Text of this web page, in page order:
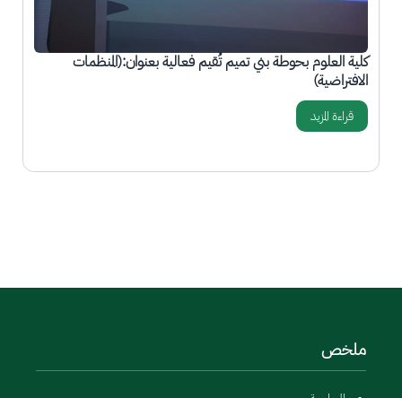
كلية العلوم بحوطة بني تميم تُقيم فعالية بعنوان:(المنظمات
الافتراضية)
قراءة المزيد
ملخص